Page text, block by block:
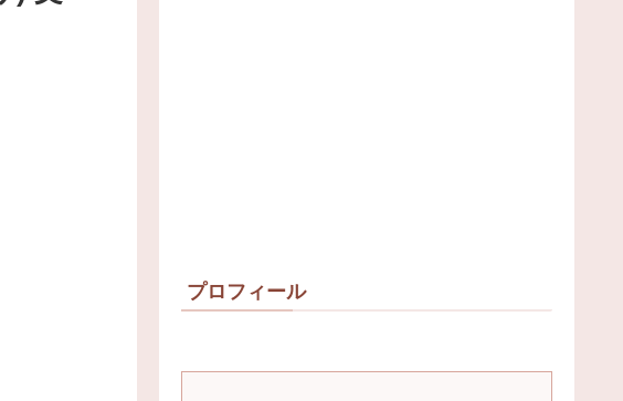
プロフィール